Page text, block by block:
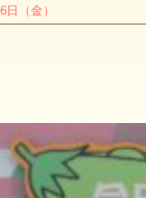
日（金）